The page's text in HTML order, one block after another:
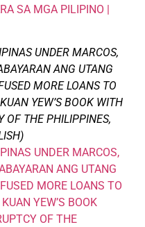
SA MGA PILIPINO |
UNDER MARCOS,
ANG UTANG
MORE LOANS TO
YEW’S BOOK WITH
OF THE PHILIPPINES,
UNDER MARCOS,
ANG UTANG
MORE LOANS TO
YEW’S BOOK
OF THE